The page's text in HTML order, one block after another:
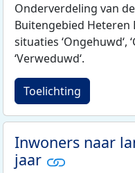
Onderverdeling van
Buitengebied
situaties ‘Ongehuwd‘,
‘Verweduwd‘.
Toelichting
Inwoners naar
jaar